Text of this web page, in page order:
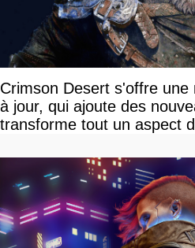
Crimson Desert s'offre une
à jour, qui ajoute des
transforme tout un aspect